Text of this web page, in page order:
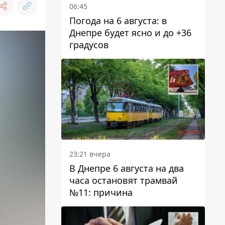
06:45
Погода на 6 августа: в
Днепре будет ясно и до +36
градусов
23:21 вчера
В Днепре 6 августа на два
часа остановят трамвай
№11: причина